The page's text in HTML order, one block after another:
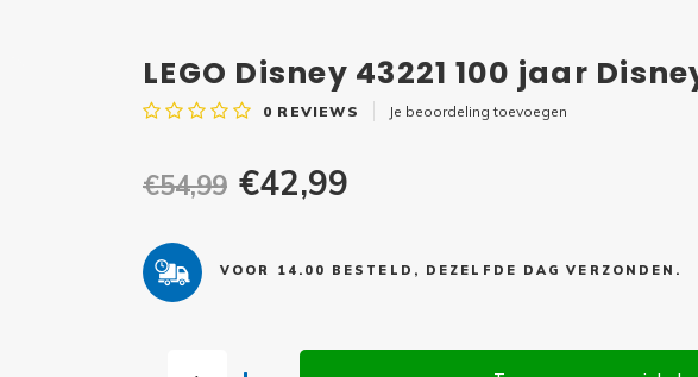
LEGO Disney 43221 100 jaar
0 REVIEWS Je beoordeling toevoegen
€54,99 €42,99
VOOR 14.00 BESTELD, DEZELFDE DAG VERZONDEN.